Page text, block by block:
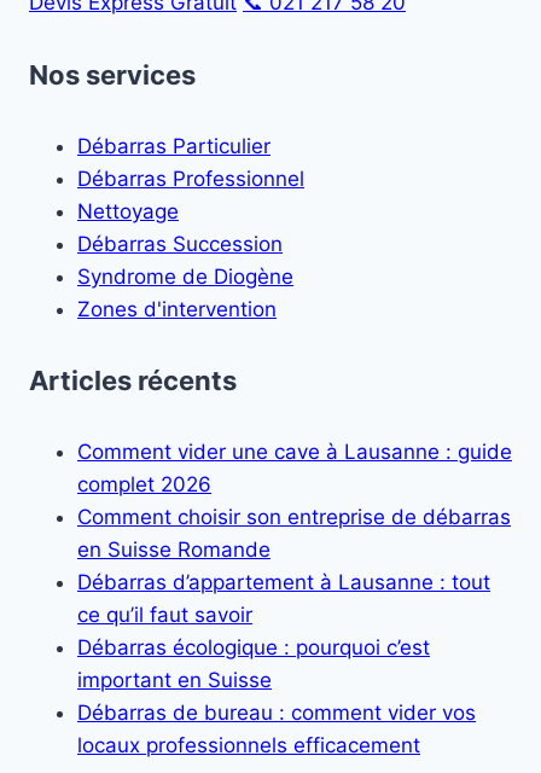
Nos services
Débarras Particulier
Débarras Professionnel
Nettoyage
Débarras Succession
Syndrome de Diogène
Zones d'intervention
Articles récents
Comment vider une cave à Lausanne : guide
complet 2026
Comment choisir son entreprise de débarras
en Suisse Romande
Débarras d’appartement à Lausanne : tout
ce qu’il faut savoir
Débarras écologique : pourquoi c’est
important en Suisse
Débarras de bureau : comment vider vos
locaux professionnels efficacement